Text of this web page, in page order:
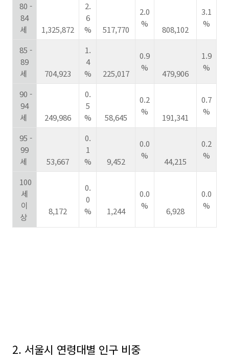
80 -
84
세
1,325,872
2.
6
%
517,770
2.0
%
808,102
3.1
%
85 -
89
세
704,923
1.
4
%
225,017
0.9
%
479,906
1.9
%
90 -
94
세
249,986
0.
5
%
58,645
0.2
%
191,341
0.7
%
95 -
99
세
53,667
0.
1
%
9,452
0.0
%
44,215
0.2
%
100
세
이
상
8,172
0.
0
%
1,244
0.0
%
6,928
0.0
%
2. 서울시 연령대별 인구 비중